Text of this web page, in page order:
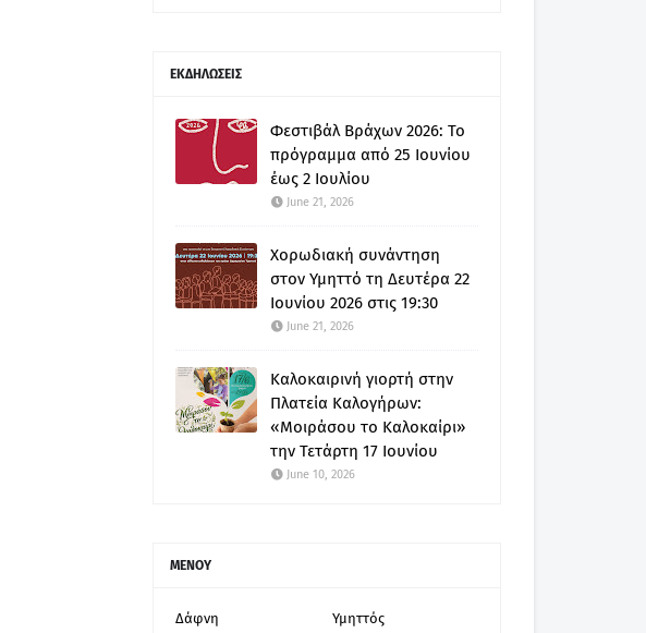
ΕΚΔΗΛΩΣΕΙΣ
Φεστιβάλ Βράχων 2026: Το
πρόγραμμα από 25 Ιουνίου
έως 2 Ιουλίου
June 21, 2026
Χορωδιακή συνάντηση
στον Υμηττό τη Δευτέρα 22
Ιουνίου 2026 στις 19:30
June 21, 2026
Καλοκαιρινή γιορτή στην
Πλατεία Καλογήρων:
«Μοιράσου το Καλοκαίρι»
την Τετάρτη 17 Ιουνίου
June 10, 2026
ΜΕΝΟΥ
Δάφνη
Υμηττός